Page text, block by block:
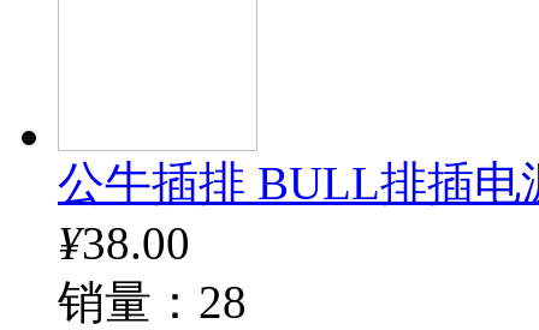
公牛插排 BULL排插电
¥38.00
销量：28